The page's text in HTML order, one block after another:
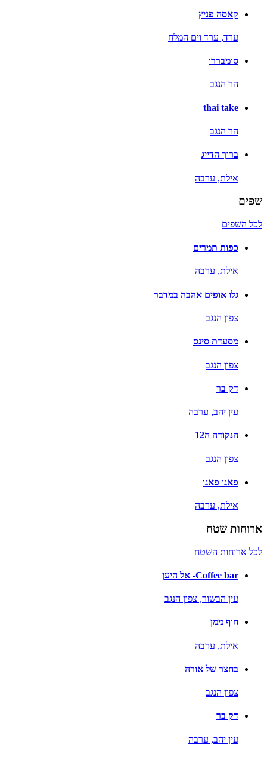
קאסה פניץ
ערד, ערד וים המלח
סומבררו
הר הנגב
thai take
הר הנגב
ברוך הדייג
אילת, ערבה
שפים
לכל השפים
כפות תמרים
אילת, ערבה
גלו אופים אהבה במדבר
צפון הנגב
מסעדת סינס
צפון הנגב
דק בר
עין יהב, ערבה
הנקודה ה12
צפון הנגב
פאגו פאגו
אילת, ערבה
ארוחות שטח
לכל ארוחות השטח
Coffee bar- אל היען
עין הבשור, צפון הנגב
חוף ממן
אילת, ערבה
בחצר של אורה
צפון הנגב
דק בר
עין יהב, ערבה